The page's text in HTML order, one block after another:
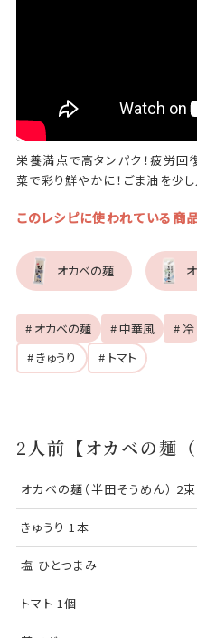
栄養満点で高タンパク！疲労回
菜で彩り鮮やかに！ごま油を少
このレシピに使われている商
オカベの麺
# オカベの麺 # 中華風
# 冷
# きゅうり
# トマト
2人前【オカベの麺
オカベの麺（半田そうめん） 2束
きゅうり 1本
塩 ひとつまみ
トマト 1個